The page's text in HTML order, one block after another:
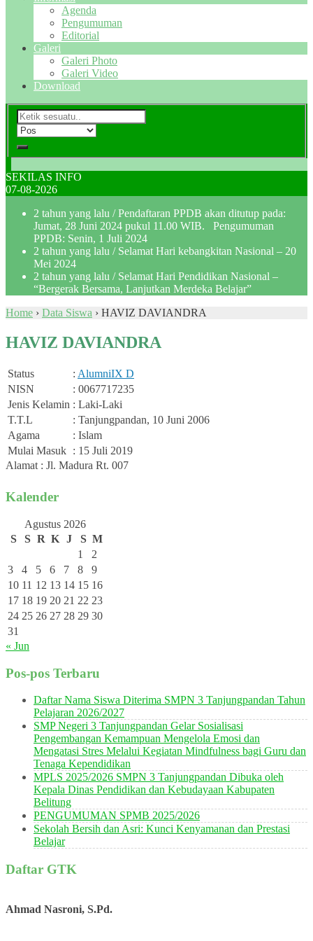
Agenda
Pengumuman
Editorial
Galeri
Galeri Photo
Galeri Video
Download
SEKILAS INFO
07-08-2026
2 tahun yang lalu / Pendaftaran PPDB akan ditutup pada:
Jumat, 28 Juni 2024 pukul 11.00 WIB. Pengumuman
PPDB: Senin, 1 Juli 2024
2 tahun yang lalu / Selamat Hari kebangkitan Nasional – 20
Mei 2024
2 tahun yang lalu / Selamat Hari Pendidikan Nasional –
“Bergerak Bersama, Lanjutkan Merdeka Belajar”
Home › Data Siswa › HAVIZ DAVIANDRA
HAVIZ DAVIANDRA
Status : AlumniIX D
NISN
: 0067717235
Jenis Kelamin : Laki-Laki
T.T.L
: Tanjungpandan, 10 Juni 2006
Agama
: Islam
Mulai Masuk : 15 Juli 2019
Alamat : Jl. Madura Rt. 007
Kalender
Agustus 2026
S
S R K J S M
1
2
3
4 5 6 7 8
9
10 11 12 13 14 15 16
17 18 19 20 21 22 23
24 25 26 27 28 29 30
31
« Jun
Pos-pos Terbaru
Daftar Nama Siswa Diterima SMPN 3 Tanjungpandan Tahun
Pelajaran 2026/2027
SMP Negeri 3 Tanjungpandan Gelar Sosialisasi
Pengembangan Kemampuan Mengelola Emosi dan
Mengatasi Stres Melalui Kegiatan Mindfulness bagi Guru dan
Tenaga Kependidikan
MPLS 2025/2026 SMPN 3 Tanjungpandan Dibuka oleh
Kepala Dinas Pendidikan dan Kebudayaan Kabupaten
Belitung
PENGUMUMAN SPMB 2025/2026
Sekolah Bersih dan Asri: Kunci Kenyamanan dan Prestasi
Belajar
Daftar GTK
Ahmad Nasroni, S.Pd.